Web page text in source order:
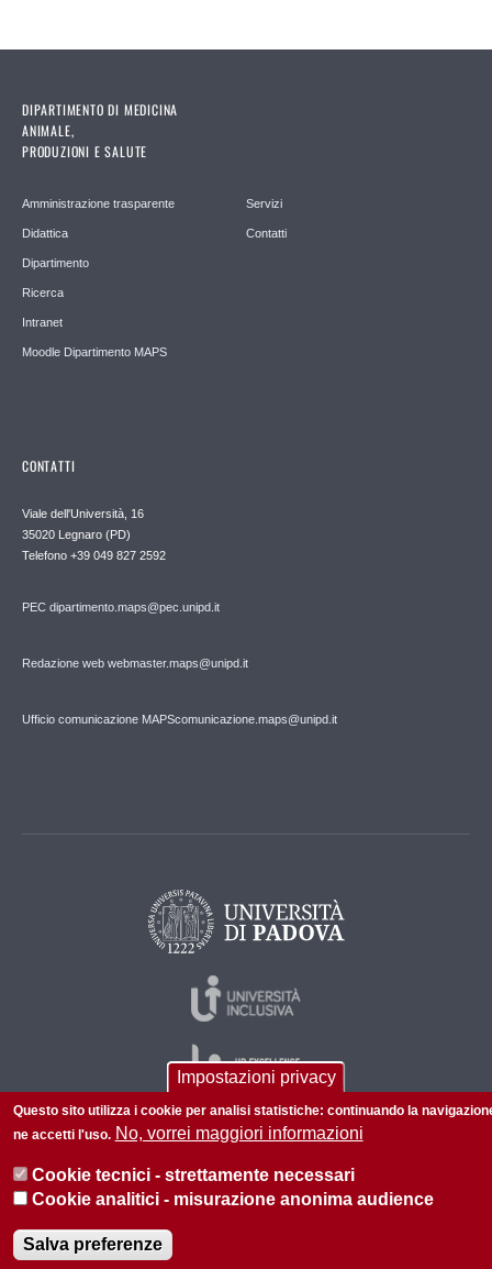
DIPARTIMENTO DI MEDICINA
ANIMALE,
PRODUZIONI E SALUTE
Amministrazione trasparente
Didattica
Dipartimento
Ricerca
Intranet
Moodle Dipartimento MAPS
Servizi
Contatti
CONTATTI
Viale dell'Università, 16
35020 Legnaro (PD)
Telefono +39 049 827 2592
PEC dipartimento.maps@pec.unipd.it
Redazione web webmaster.maps@unipd.it
Ufficio comunicazione MAPScomunicazione.maps@unipd.it
P.I. 00742430283 C.F. 80006480281
Privacy policy
Impostazioni privacy
Questo sito utilizza i cookie per analisi statistiche: continuando la
ne accetti l'uso. No, vorrei maggiori informazioni
Cookie tecnici - strettamente necessari
Cookie analitici - misurazione anonima audience
Salva preferenze